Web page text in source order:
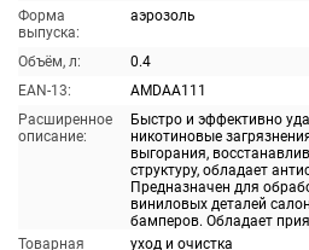
Форма
выпуска:
аэрозоль
Объём, л:
0.4
EAN-13:
AMDAA111
Расширенное
описание:
Быстро и эффективно
никотиновые
выгорания,
структуру, обладает
Предназначен для
виниловых деталей
бамперов. Обладает
Товарная
уход и очистка